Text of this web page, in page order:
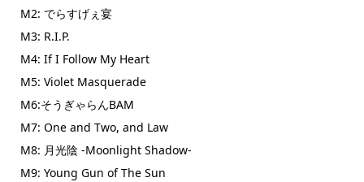
M2: でらすげぇ宴
M3: R.I.P.
M4: If I Follow My Heart
M5: Violet Masquerade
M6:そうぎゃらんBAM
M7: One and Two, and Law
M8: 月光陰 -Moonlight Shadow-
M9: Young Gun of The Sun